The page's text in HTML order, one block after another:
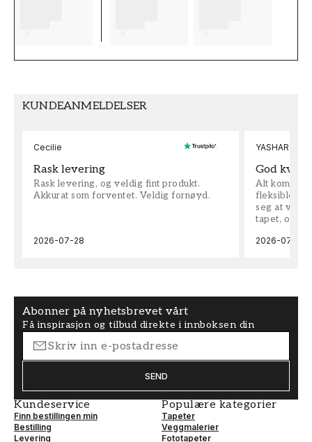
KUNDEANMELDELSER
Cecilie
Rask levering
Rask levering, og veldig fint produkt.
Akkurat som forventet. Veldig fornøyd.
2026-07-28
YASHAR
God
Alt kom
fleksible på
seg at vi
tapet, og
2026-07-04
Abonner på nyhetsbrevet vårt
Få inspirasjon og tilbud direkte i innboksen din
SEND
Kundeservice
Finn bestillingen min
Bestilling
Levering
Populære kategorier
Tapeter
Veggmalerier
Fototapeter